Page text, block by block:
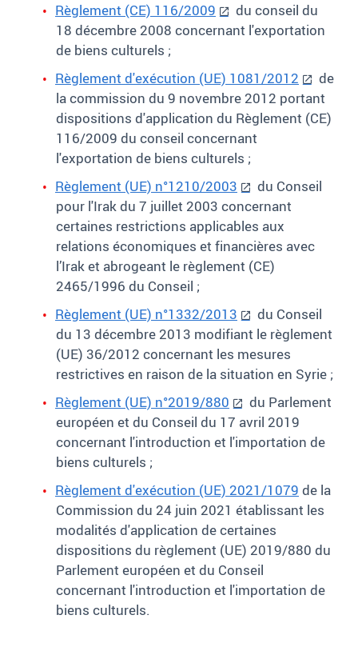
Règlement (CE) 116/2009
du conseil du
18 décembre 2008 concernant l'exportation
de biens culturels ;
Règlement d'exécution (UE) 1081/2012
de
la commission du 9 novembre 2012 portant
dispositions d'application du Règlement (CE)
116/2009 du conseil concernant
l'exportation de biens culturels ;
Règlement (UE) n°1210/2003
du Conseil
pour l'Irak du 7 juillet 2003 concernant
certaines restrictions applicables aux
relations économiques et financières avec
l’Irak et abrogeant le règlement (CE)
2465/1996 du Conseil ;
Règlement (UE) n°1332/2013
du Conseil
du 13 décembre 2013 modifiant le règlement
(UE) 36/2012 concernant les mesures
restrictives en raison de la situation en Syrie ;
Règlement (UE) n°2019/880
du Parlement
européen et du Conseil du 17 avril 2019
concernant l'introduction et l'importation de
biens culturels ;
Règlement d'exécution (UE) 2021/1079 de la
Commission du 24 juin 2021 établissant les
modalités d'application de certaines
dispositions du règlement (UE) 2019/880 du
Parlement européen et du Conseil
concernant l'introduction et l'importation de
biens culturels.